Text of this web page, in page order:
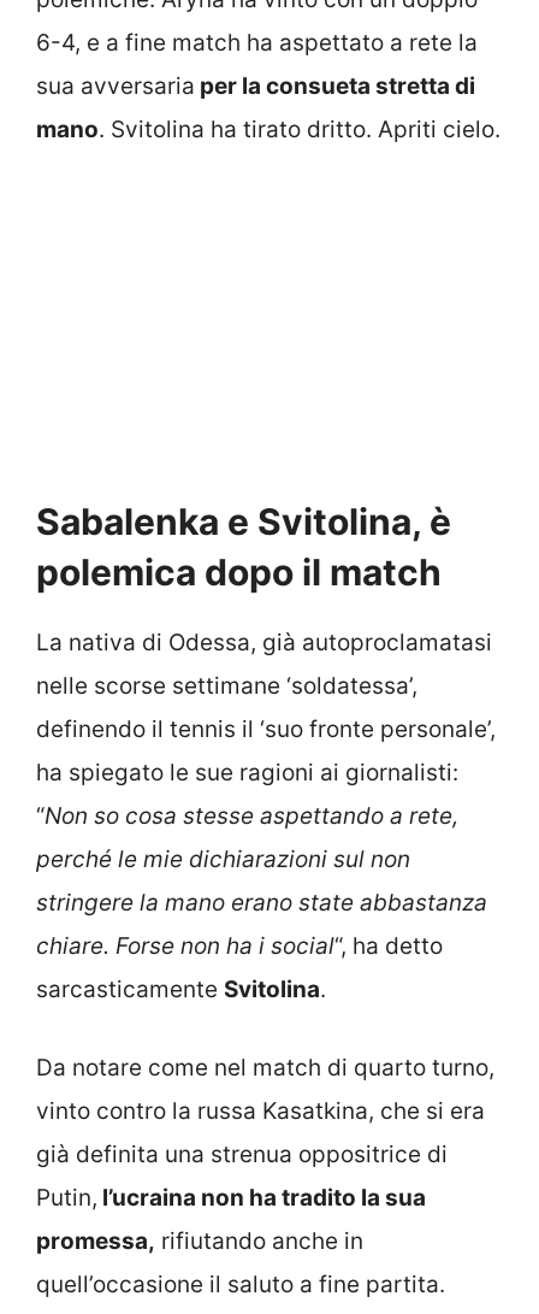
6-4, e a fine match ha aspettato a rete la
sua avversaria per la consueta stretta di
mano. Svitolina ha tirato dritto. Apriti cielo.
Sabalenka e Svitolina, è
polemica dopo il match
La nativa di Odessa, già autoproclamatasi
nelle scorse settimane ‘soldatessa’,
definendo il tennis il ‘suo fronte personale’,
ha spiegato le sue ragioni ai giornalisti:
“Non so cosa stesse aspettando a rete,
perché le mie dichiarazioni sul non
stringere la mano erano state abbastanza
chiare. Forse non ha i social“, ha detto
sarcasticamente Svitolina.
Da notare come nel match di quarto turno,
vinto contro la russa Kasatkina, che si era
già definita una strenua oppositrice di
Putin, l’ucraina non ha tradito la sua
promessa, rifiutando anche in
quell’occasione il saluto a fine partita.